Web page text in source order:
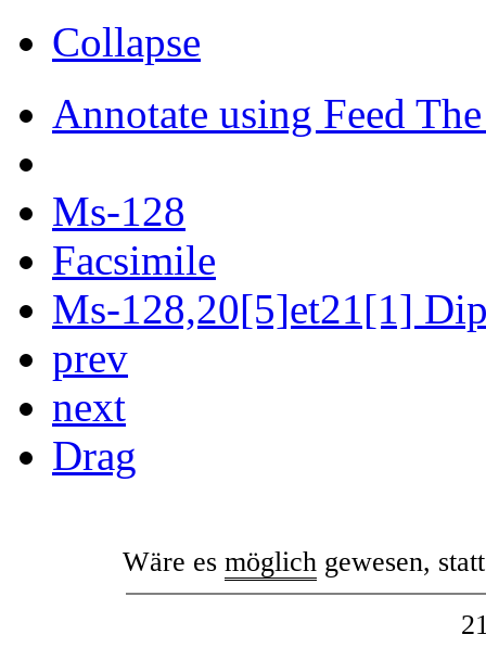
Collapse
Annotate using Feed
Ms-128
Facsimile
Ms-128,20[5]et21[1]
prev
next
Drag
Wäre es möglich gewesen,